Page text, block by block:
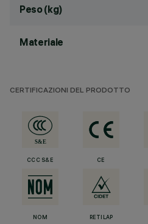
Peso (kg)
Materiale
CERTIFICAZIONI DEL PRODOTTO
CCC S&E CE
NOM RETILAP